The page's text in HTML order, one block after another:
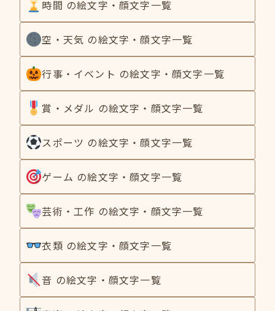
時間 の絵文字・顔文字一覧
空・天気 の絵文字・顔文字一覧
行事・イベント の絵文字・顔文字一覧
賞・メダル の絵文字・顔文字一覧
スポーツ の絵文字・顔文字一覧
ゲーム の絵文字・顔文字一覧
芸術・工作 の絵文字・顔文字一覧
衣類 の絵文字・顔文字一覧
音 の絵文字・顔文字一覧